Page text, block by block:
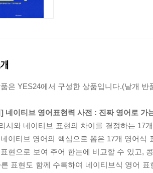
은 YES24에서 구성한 상품입니다.(낱개 반
네이티브 영어표현력 사전 : 진짜 영어로 가
시와 네이티브 표현의 차이를 결정하는 17
이티브 영어의 핵심으로 뽑은 17개 영어식
현으로 보여 주어 한눈에 비교할 수 있고,
표현도 함께 수록하여 네이티브식 영어